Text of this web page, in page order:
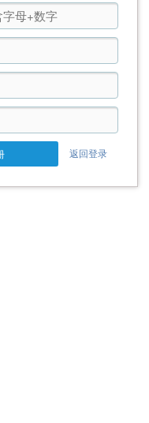
返回登录